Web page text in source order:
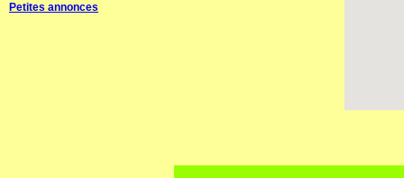
Petites annonces